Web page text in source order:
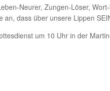
Neurer, Zungen-Löser,
dass über unsere Lippen
um 10 Uhr in der